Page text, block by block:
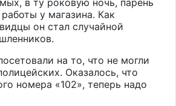
у магазина. Как
он стал случайной
на то, что не могли
Оказалось, что
номера «102», теперь надо